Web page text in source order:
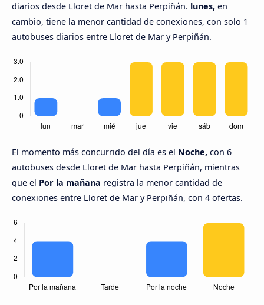
diarios desde Lloret de Mar hasta Perpiñán. lunes, en
cambio, tiene la menor cantidad de conexiones, con solo 1
autobuses diarios entre Lloret de Mar y Perpiñán.
El momento más concurrido del día es el Noche, con 6
autobuses desde Lloret de Mar hasta Perpiñán, mientras
que el Por la mañana registra la menor cantidad de
conexiones entre Lloret de Mar y Perpiñán, con 4 ofertas.